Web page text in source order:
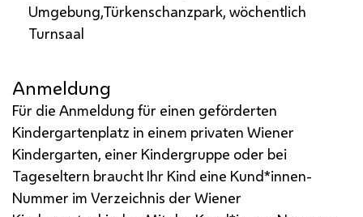
Umgebung,Türkenschanzpark, wöchentlich
Turnsaal
Anmeldung
Für die Anmeldung für einen geförderten
Kindergartenplatz in einem privaten Wiener
Kindergarten, einer Kindergruppe oder bei
Tageseltern braucht Ihr Kind eine Kund*innen-
Nummer im Verzeichnis der Wiener